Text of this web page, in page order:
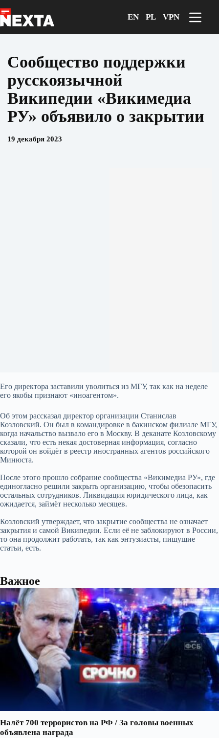
к
сути
EN PL VPN
Сообщество поддержки
русскоязычной
Википедии «Викимедиа
РУ» объявило о закрытии
19 декабря 2023
Его директора заставили уволиться из МГУ, так как на неделе
его якобы признают «иноагентом».
Об этом рассказал директор организации Станислав
Козловский. Он был в командировке в бакинском филиале МГУ,
когда начальство вызвало его в Москву. В деканате Козловскому
сказали, что есть некая достоверная информация, согласно
которой он войдёт в реестр иностранных агентов российского
Минюста.
После этого прошло собрание сообщества «Викимедиа РУ», где
единогласно решили закрыть организацию, чтобы обезопасить
остальных сотрудников. Ликвидация юридического лица, как
ожидается, займёт несколько месяцев.
Козловский утверждает, что закрытие сообщества не означает
закрытия и самой Википедии. Если её не заблокируют в России,
то она продолжит работать, так как энтузиасты, пишущие
статьи, есть.
Важное
Налёт 700 террористов на РФ / За головы военных
объявлена награда